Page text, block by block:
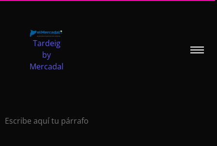
Tardeig
by
Mercadal
Escribe aquí tu párrafo